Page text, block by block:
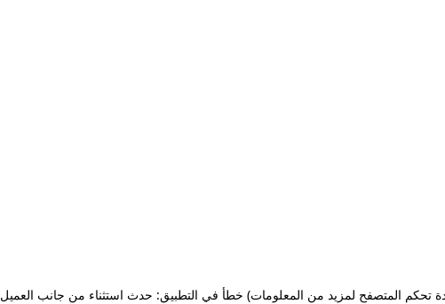
خطأ في التطبيق: حدث استثناء من جانب العميل تحكم المتصفح لمزيد من المعلومات)